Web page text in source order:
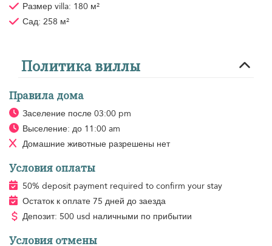
Размер villa: 180 м²
Сад: 258 м²
Политика виллы
Правила дома
Заселение после 03:00 pm
Выселение: до 11:00 am
Домашние животные разрешены нет
Условия оплаты
50% deposit payment required to confirm your stay
Остаток к оплате 75 дней до заезда
Депозит: 500 usd наличными по прибытии
Условия отмены